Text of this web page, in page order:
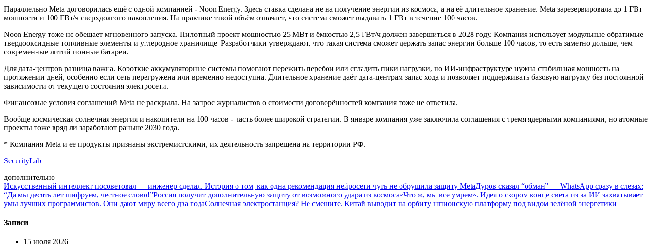
Параллельно Meta договорилась ещё с одной компанией - Noon Energy. Здесь ставка сделана не на получение энергии из космоса, а на её длительное хранение. Meta зарезервировала до 1 ГВт
мощности и 100 ГВт/ч сверхдолгого накопления. На практике такой объём означает, что система сможет выдавать 1 ГВт в течение 100 часов.
Noon Energy тоже не обещает мгновенного запуска. Пилотный проект мощностью 25 МВт и ёмкостью 2,5 ГВт/ч должен завершиться в 2028 году. Компания использует модульные обратимые
твердооксидные топливные элементы и углеродное хранилище. Разработчики утверждают, что такая система сможет держать запас энергии больше 100 часов, то есть заметно дольше, чем
современные литий-ионные батареи.
Для дата-центров разница важна. Короткие аккумуляторные системы помогают пережить перебои или сгладить пики нагрузки, но ИИ-инфраструктуре нужна стабильная мощность на
протяжении дней, особенно если сеть перегружена или временно недоступна. Длительное хранение даёт дата-центрам запас хода и позволяет поддерживать базовую нагрузку без постоянной
зависимости от текущего состояния электросети.
Финансовые условия соглашений Meta не раскрыла. На запрос журналистов о стоимости договорённостей компания тоже не ответила.
Вообще космическая солнечная энергия и накопители на 100 часов - часть более широкой стратегии. В январе компания уже заключила соглашения с тремя ядерными компаниями, но атомные
проекты тоже вряд ли заработают раньше 2030 года.
* Компания Meta и её продукты признаны экстремистскими, их деятельность запрещена на территории РФ.
SecurityLab
дополнительно
Искусственный интеллект посоветовал — инженер сделал. История о том, как одна рекомендация нейросети чуть не обрушила защиту MetaДуров сказал “обман” — WhatsApp сразу в слезах:
“Да мы десять лет шифруем, честное слово!”Россия получит дополнительную защиту от возможного удара из космоса«Что ж, мы все умрем». Идея о скором конце света из-за ИИ захватывает
умы лучших программистов. Они дают миру всего два годаСолнечная электростанция? Не смешите. Китай выводит на орбиту шпионскую платформу под видом зелёной энергетики
Записи
15 июля 2026